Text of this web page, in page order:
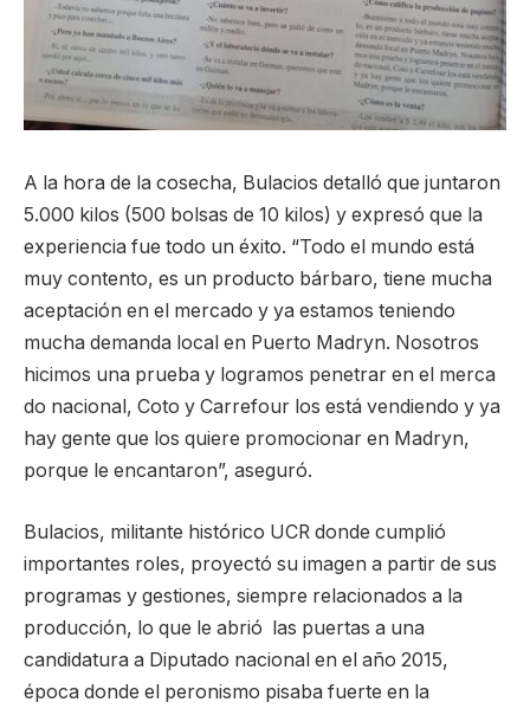
A la hora de la cosecha, Bulacios detalló que juntaron
5.000 kilos (500 bolsas de 10 kilos) y expresó que la
experiencia fue todo un éxito. “Todo el mundo está
muy contento, es un producto bárbaro, tiene mucha
aceptación en el mercado y ya estamos teniendo
mucha demanda local en Puerto Madryn. Nosotros
hicimos una prueba y logramos penetrar en el merca
do nacional, Coto y Carrefour los está vendiendo y ya
hay gente que los quiere promocionar en Madryn,
porque le encantaron”, aseguró.
Bulacios, militante histórico UCR donde cumplió
importantes roles, proyectó su imagen a partir de sus
programas y gestiones, siempre relacionados a la
producción, lo que le abrió las puertas a una
candidatura a Diputado nacional en el año 2015,
época donde el peronismo pisaba fuerte en la